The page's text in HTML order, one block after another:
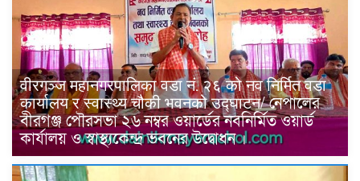
वीरगञ्ज महानगरपालिका वडा नं. २६ को नव निर्मित वडा
कार्यालय र स्वास्थ्य चौकी भवनको उद्घाटन/ নেপালের
বীরগঞ্জ পৌরসভা ২৬ নম্বর ওয়ার্ডের নবনির্মিত ওয়ার্ড
কার্যালয় ও স্বাস্থ্যকেন্দ্র ভবনের উদ্বোধন ।